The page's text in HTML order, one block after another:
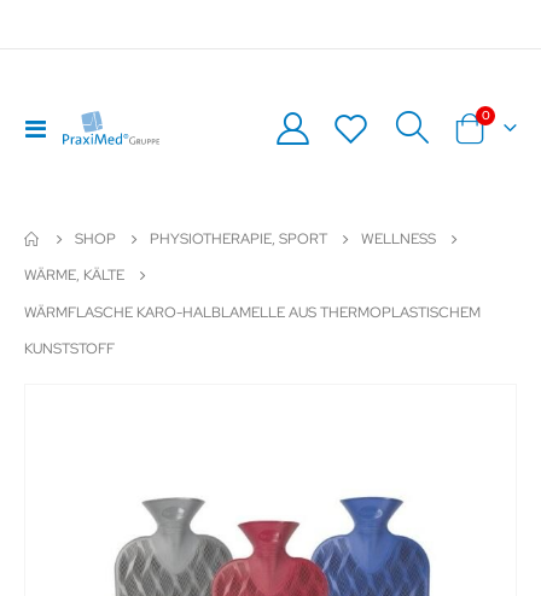
Navigation
umschalten
Warenkorb
0Artikel
SHOP PHYSIOTHERAPIE, SPORT
WELLNESS
WÄRME, KÄLTE
WÄRMFLASCHE KARO-HALBLAMELLE AUS THERMOPLASTISCHEM
KUNSTSTOFF